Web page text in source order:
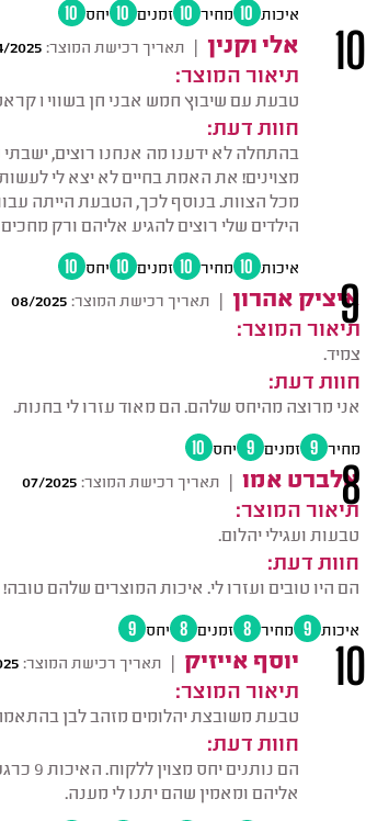
איכות 10 מחיר 10 זמנים 10 יחס 10
אלי וקנין | תאריך רכישת המוצר: 2025
תיאור המוצר:
טבעת עם שיבוץ חמש אבני חן בשווי 1 קראט בעיצוב אישי.
חוות דעת:
בהתחלה לא ידענו מה אנחנו רוצים, ישבתי
מצוינים! את האמת בחיים לא יצא לי
מכל הצוות. בנוסף לכך, הטבעת הייתה
הילדים שלי רוצים להגיע אליהם ורק
10
איכות 10 מחיר 10 זמנים 10 יחס 10
איציק אהרון | תאריך רכישת המוצר: 08/2025
תיאור המוצר:
צמיד.
חוות דעת:
אני מרוצה מהיחס שלהם. הם מאוד עזרו לי בחנות.
9
מחיר 9 זמנים 9 יחס 10
אלברט אמו | תאריך רכישת המוצר: 07/2025
תיאור המוצר:
טבעות ועגילי יהלום.
חוות דעת:
הם היו טובים ועזרו לי. איכות המוצרים שלהם טובה!
8
איכות 9 מחיר 8 זמנים 8 יחס 9
יוסף אייזיק | תאריך רכישת המוצר:
תיאור המוצר:
טבעת משובצת יהלומים מזהב לבן
חוות דעת:
הם
אליהם ומאמין שהם יתנו לי מענה.
10